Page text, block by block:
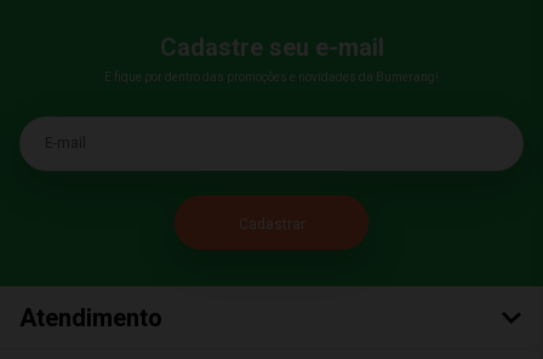
Cadastre seu e-mail
E fique por dentro das promoções e novidades da Bumerang!
E-mail
Atendimento